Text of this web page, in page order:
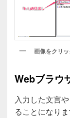
画像をクリ
Webブラウ
入力した文言
ることになりま